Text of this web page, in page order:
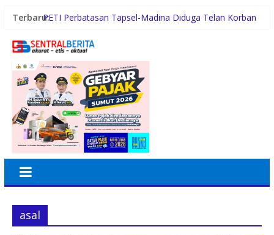
Terbaru:PETI Perbatasan Tapsel-Madina Diduga Telan Korban
Sambut HUT ke-81 RI, BRI BO Kramat Jati Semarakkan
Perkuat Keimanan dan Ukhuwah, BRI Region 6 Gelar
Pengajian Rutin Bersama Pekerja
BRI BO Sudirman Semanggi Hadiri HUT ke-7 DWP
DPD RI, Pererat Sinergi
Terlibat Jual Beli Sabu, Pasukan Tempur Geng Motor
GPS Disergap Satuan Resnarkoba Polrestabes Medan
asal